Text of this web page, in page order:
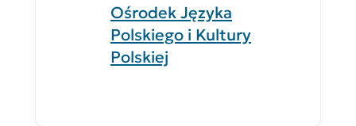
Ośrodek Języka
Polskiego i Kultury
Polskiej